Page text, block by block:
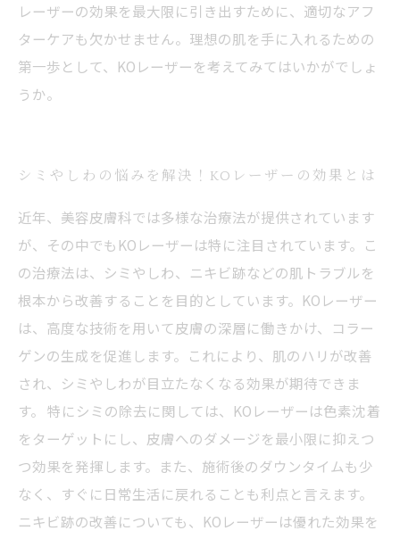
レーザーの効果を最大限に引き出すために、適切なアフ
ターケアも欠かせません。理想の肌を手に入れるための
第一歩として、KOレーザーを考えてみてはいかがでしょ
うか。
シミやしわの悩みを解決！KOレーザーの効果とは
近年、美容皮膚科では多様な治療法が提供されています
が、その中でもKOレーザーは特に注目されています。こ
の治療法は、シミやしわ、ニキビ跡などの肌トラブルを
根本から改善することを目的としています。KOレーザー
は、高度な技術を用いて皮膚の深層に働きかけ、コラー
ゲンの生成を促進します。これにより、肌のハリが改善
され、シミやしわが目立たなくなる効果が期待できま
す。 特にシミの除去に関しては、KOレーザーは色素沈着
をターゲットにし、皮膚へのダメージを最小限に抑えつ
つ効果を発揮します。また、施術後のダウンタイムも少
なく、すぐに日常生活に戻れることも利点と言えます。
ニキビ跡の改善についても、KOレーザーは優れた効果を